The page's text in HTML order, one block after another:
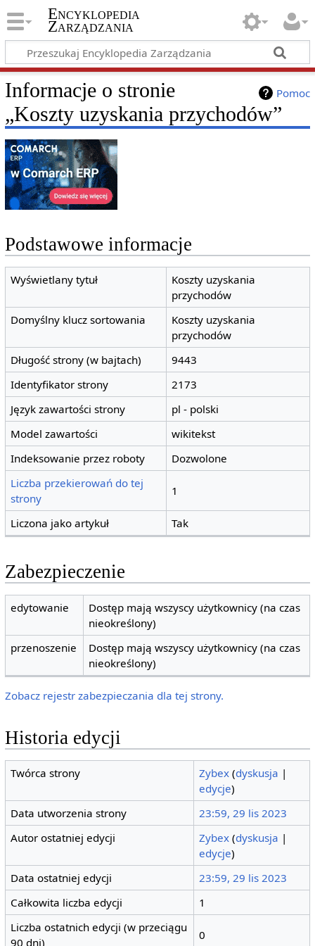
Encyklopedia
Zarządzania
Pomoc
Informacje o stronie
„Koszty uzyskania przychodów”
Podstawowe informacje
Wyświetlany tytuł
Koszty uzyskania
przychodów
Domyślny klucz sortowania
Koszty uzyskania
przychodów
Długość strony (w bajtach)
9443
Identyfikator strony
2173
Język zawartości strony
pl - polski
Model zawartości
wikitekst
Indeksowanie przez roboty
Dozwolone
Liczba przekierowań do tej
strony
1
Liczona jako artykuł Tak
Zabezpieczenie
edytowanie
Dostęp mają wszyscy użytkownicy (na czas
nieokreślony)
przenoszenie
Dostęp mają wszyscy użytkownicy (na czas
nieokreślony)
Zobacz rejestr zabezpieczania dla tej strony.
Historia edycji
Twórca strony Zybex (dyskusja |
edycje)
Data utworzenia strony
23:59, 29 lis 2023
Autor ostatniej edycji
Zybex (dyskusja |
edycje)
Data ostatniej edycji
23:59, 29 lis 2023
Całkowita liczba edycji
1
Liczba ostatnich edycji (w przeciągu
90 dni)
0